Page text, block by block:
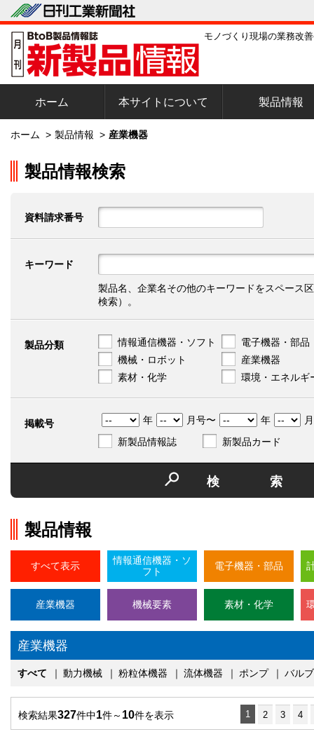
モノづくり現場の業務改
ホーム 本サイトについて 製品情報
ホーム > 製品情報 > 産業機器
製品情報検索
資料請求番号
キーワード
製品名、企業名その他のキーワードをスペース
検索）。
製品分類 情報通信機器・ソフト
電子機器・部品
機械・ロボット
産業機器
素材・化学
環境・エネルギ
掲載号 年 月号〜 年
新製品情報誌
新製品カード
検
製品情報
すべて表示
情報通信機器・ソ
フト
電子機器・部品
産業機器 機械要素 素材・化学
産業機器
すべて ｜ 動力機械 ｜ 粉粒体機器 ｜ 流体機器 ｜ ポンプ ｜ バルブ
検索結果327件中1件～ 10件を表示 1 2 3 4